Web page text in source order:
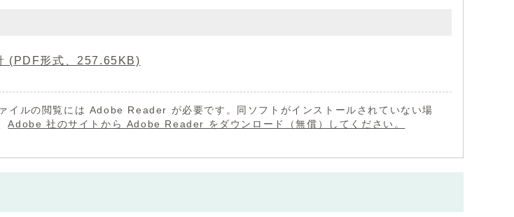
(PDF形式、257.65KB)
イルの閲覧には Adobe Reader が必要です。同ソフトがインストールされていない場
Adobe 社のサイトから Adobe Reader をダウンロード（無償）してください。